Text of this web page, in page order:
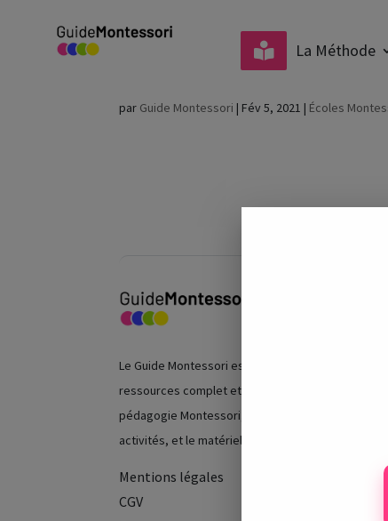
La Méthode
Le Petit Monde de
par Guide Montessori | Fév 5, 2021 | Écoles
Le Guide Montessori est un centre de
ressources complet et indépendant sur la
pédagogie Montessori, les écoles, les
activités, et le matériel.
Mentions légales
CGV